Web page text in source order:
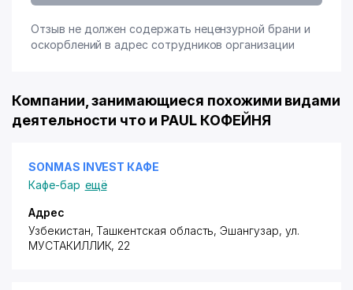
Отзыв не должен содержать нецензурной брани и
оскорблений в адрес сотрудников организации
Компании, занимающиеся похожими видами
деятельности что и PAUL КОФЕЙНЯ
SONMAS INVEST КАФЕ
Кафе-бар ещё
Адрес
Узбекистан, Ташкентская область, Эшангузар, ул.
МУСТАКИЛЛИК, 22